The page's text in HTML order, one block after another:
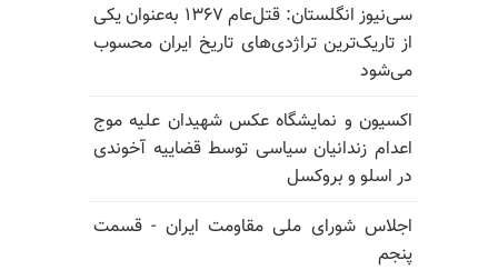
سی‌نیوز انگلستان: قتل‌عام ۱۳۶۷ به‌عنوان یکی
از تاریک‌ترین تراژدی‌های تاریخ ایران محسوب
می‌شود
اکسیون و نمایشگاه عکس شهیدان علیه موج
اعدام زندانیان سیاسی توسط قضاییه آخوندی
در اسلو و بروکسل
اجلاس شورای ملی مقاومت ایران - قسمت
پنجم